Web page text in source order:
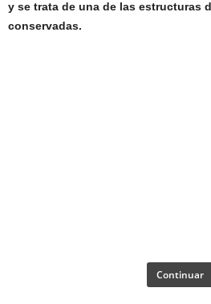
y se trata de una de las estructuras
conservadas.
Continuar